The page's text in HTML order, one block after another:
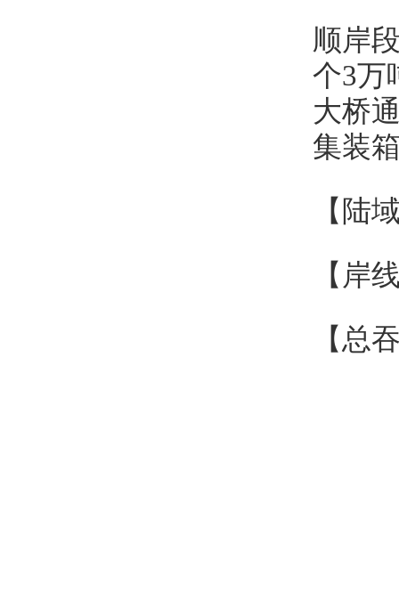
顺岸
个3万
大桥
集装
【陆
【岸
【总